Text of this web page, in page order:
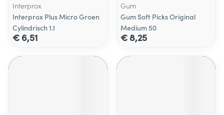
Interprox
Interprox Plus Micro Groen
Cylindrisch 1.1
€ 6,51
Gum
Gum Soft Picks Original
Medium 50
€ 8,25